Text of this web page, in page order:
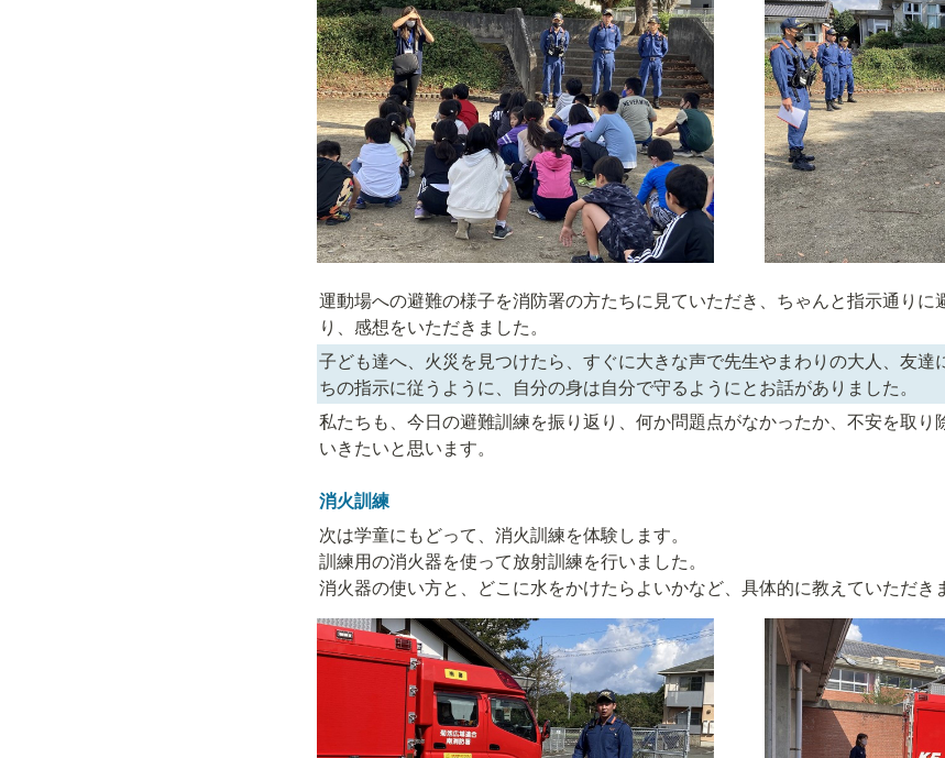
運動場への避難の様子を消防署の方たちに見ていただき、ちゃんと指示通りに
り、感想をいただきました。
子ども達へ、火災を見つけたら、すぐに大きな声で先生やまわりの大人、友達
ちの指示に従うように、自分の身は自分で守るようにとお話がありました。
私たちも、今日の避難訓練を振り返り、何か問題点がなかったか、不安を取り
いきたいと思います。
消火訓練
次は学童にもどって、消火訓練を体験します。
訓練用の消火器を使って放射訓練を行いました。
消火器の使い方と、どこに水をかけたらよいかなど、具体的に教えていただき